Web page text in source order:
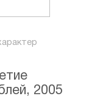
2005